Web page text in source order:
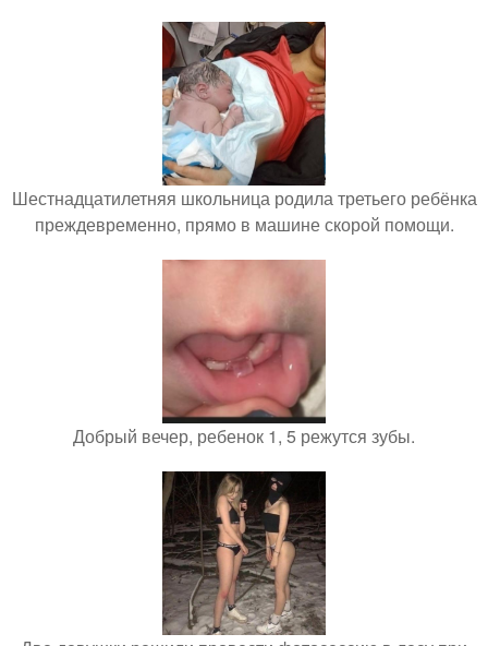
Шестнадцатилетняя школьница родила третьего ребёнка
преждевременно, прямо в машине скорой помощи.
Добрый вечер, ребенок 1, 5 режутся зубы.